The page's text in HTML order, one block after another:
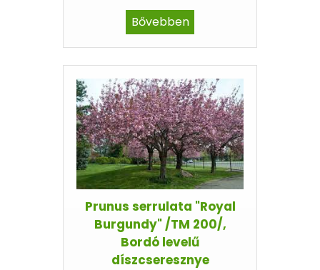
Bővebben
Prunus serrulata "Royal
Burgundy" /TM 200/,
Bordó levelű
díszcseresznye